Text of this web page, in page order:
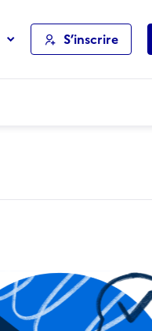
S’inscrire